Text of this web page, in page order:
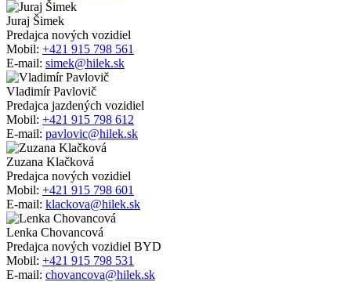
Juraj Šimek
Predajca nových vozidiel
Mobil: +421 915 798 561
E-mail: simek@hilek.sk
Vladimír Pavlovič
Predajca jazdených vozidiel
Mobil: +421 915 798 612
E-mail: pavlovic@hilek.sk
Zuzana Klačková
Predajca nových vozidiel
Mobil: +421 915 798 601
E-mail: klackova@hilek.sk
Lenka Chovancová
Predajca nových vozidiel BYD
Mobil: +421 915 798 531
E-mail: chovancova@hilek.sk